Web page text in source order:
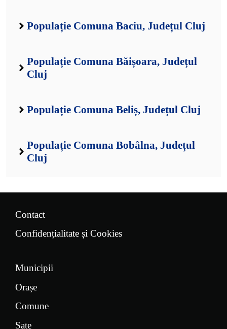
Populație Comuna Baciu, Județul Cluj
Populație Comuna Băișoara, Județul
Cluj
Populație Comuna Beliș, Județul Cluj
Populație Comuna Bobâlna, Județul
Cluj
Contact
Confidențialitate și Cookies
Municipii
Orașe
Comune
Sate